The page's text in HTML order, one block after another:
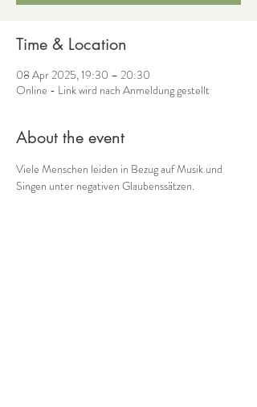
Time & Location
08 Apr 2025, 19:30 – 20:30
Online - Link wird nach Anmeldung gestellt
About the event
Viele Menschen leiden in Bezug auf Musik und
Singen unter negativen Glaubenssätzen.